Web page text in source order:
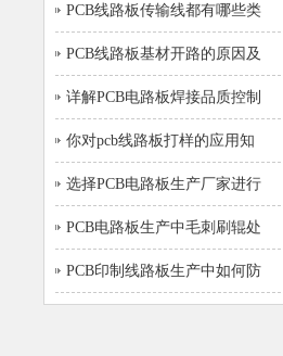
PCB线路板传输线都有哪些类
PCB线路板基材开路的原因及
详解PCB电路板焊接品质控制
你对pcb线路板打样的应用知
选择PCB电路板生产厂家进行
PCB电路板生产中毛刺刷辊处
PCB印制线路板生产中如何防